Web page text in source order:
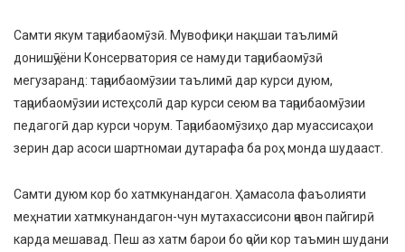
Самти якум таҷрибаомӯзӣ. Мувофиқи нақшаи таълимӣ
донишҷӯёни Консерватория се намуди таҷрибаомӯзӣ
мегузаранд: таҷрибаомӯзии таълимӣ дар курси дуюм,
таҷрибаомӯзии истеҳсолӣ дар курси сеюм ва таҷрибаомӯзии
педагогӣ дар курси чорум. Таҷрибаомӯзиҳо дар муассисаҳои
зерин дар асоси шартномаи дутарафа ба роҳ монда шудааст.
Самти дуюм кор бо хатмкунандагон. Ҳамасола фаъолияти
меҳнатии хатмкунандагон-чун мутахассисони ҷавон пайгирӣ
карда мешавад. Пеш аз хатм барои бо ҷойи кор таъмин шудани